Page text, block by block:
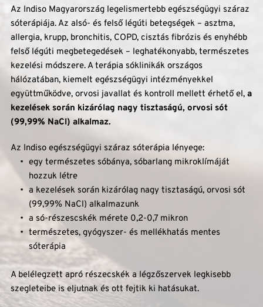
Az Indiso Magyarország legelismertebb egészségügyi száraz
sóterápiája. Az alsó- és felső légúti betegségek – asztma,
allergia, krupp, bronchitis, COPD, cisztás fibrózis és enyhébb
felső légúti megbetegedések – leghatékonyabb, természetes
kezelési módszere. A terápia sóklinikák országos
hálózatában, kiemelt egészségügyi intézményekkel
együttműködve, orvosi javallat és kontroll mellett érhető el, a
kezelések során kizárólag nagy tisztaságú, orvosi sót
(99,99% NaCl) alkalmaz.
Az Indiso egészségügyi száraz sóterápia lényege:
egy természetes sóbánya, sóbarlang mikroklímáját
hozzuk létre
a kezelések során kizárólag nagy tisztaságú, orvosi sót
(99,99% NaCl) alkalmazunk
a só-részescskék mérete 0,2-0,7 mikron
természetes, gyógyszer- és mellékhatás mentes
sóterápia
A belélegzett apró részecskék a légzőszervek legkisebb
szegleteibe is eljutnak és ott fejtik ki hatásukat.